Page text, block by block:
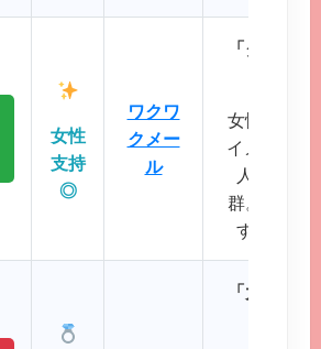
女性
支持
◎
ワクワ
クメー
ル
「クリー
女性誌に
イメージ
人サポー
群。初め
すい操作
「大人の